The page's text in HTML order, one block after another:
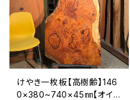
けやき一枚板【高樹齢】146
0×380~740×45㎜【オイル